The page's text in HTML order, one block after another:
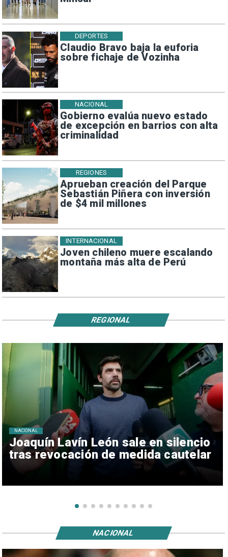
Claudio Bravo baja la euforia
sobre fichaje de Vozinha
DEPORTES
Gobierno evalúa nuevo estado
de excepción en barrios con alta
criminalidad
NACIONAL
Aprueban creación del Parque
Sebastián Piñera con inversión
de $4 mil millones
REGIONES
Joven chileno muere escalando
montaña más alta de Perú
INTERNACIONAL
Joaquín Lavín León sale en silencio
tras revocación de medida cautelar
NACIONAL
REGIONAL
NACIONAL